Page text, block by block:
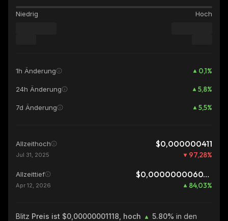
Niedrig Hoch
1h Änderung 0,1%
24h Änderung 5,8%
7d Änderung 5,5%
Allzeithoch $0,000000411
Jul 31, 2025 97,28%
Allzeittief $0,000000006073
Apr 12, 2026 84,03%
Blitz Preis ist $0,00000001118, hoch 5.80% in den